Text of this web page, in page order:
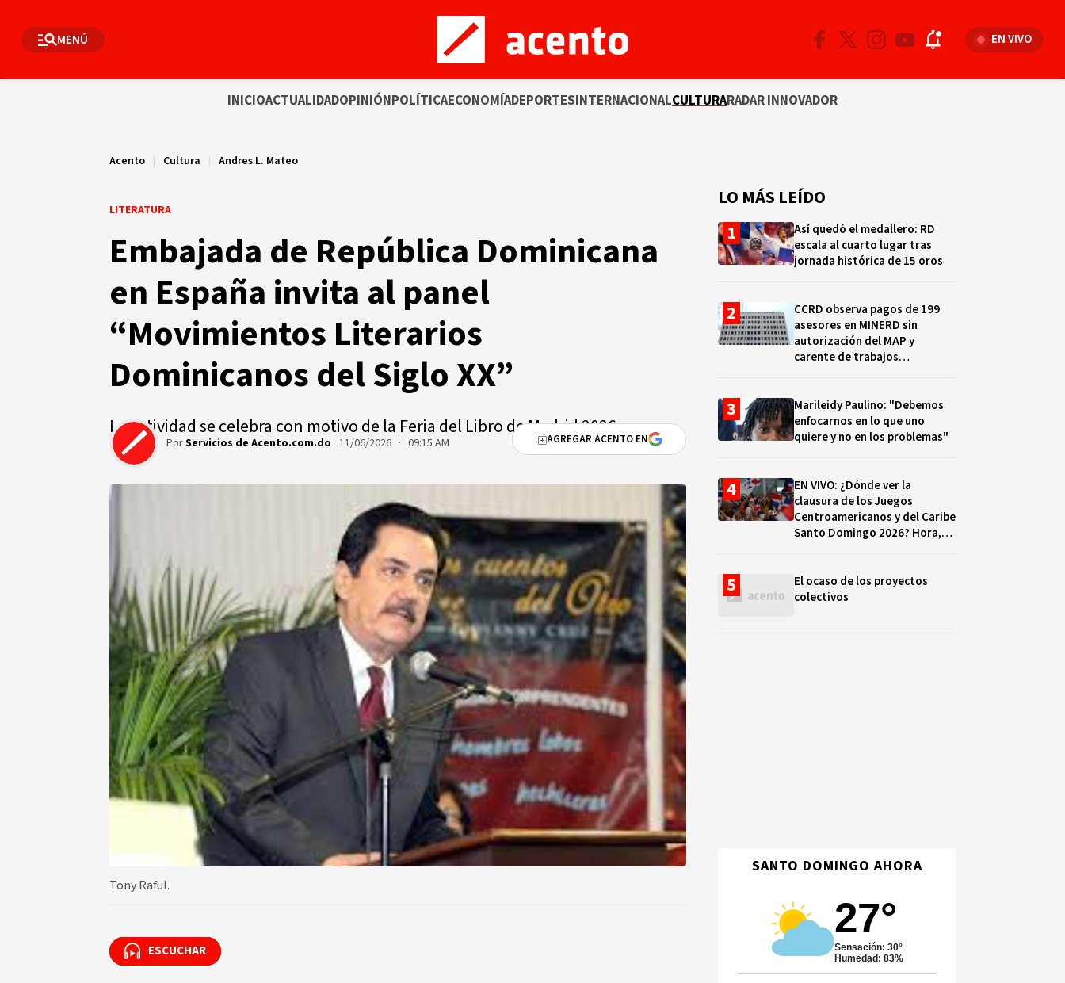
MENÚ EN VIVO
INICIOACTUALIDADOPINIÓNPOLÍTICAECONOMÍADEPORTESINTERNACIONALCULTURARADAR INNOVADOR
Acento | Cultura | Andres L. Mateo
LITERATURA
Embajada de República Dominicana
en España invita al panel
“Movimientos Literarios
Dominicanos del Siglo XX”
La actividad se celebra con motivo de la Feria del Libro de Madrid 2026.
PorServicios de Acento.com.do 11/06/2026 · 09:15 AM AGREGAR ACENTO EN
Tony Raful.
ESCUCHAR
ESCUCHAR
LO MÁS LEÍDO
Así quedó el medallero: RD
escala al cuarto lugar tras
jornada histórica de 15 oros
CCRD observa pagos de 199
asesores en MINERD sin
autorización del MAP y
carente de trabajos
Marileidy Paulino: "Debemos
enfocarnos en lo que uno
quiere y no en los problemas"
EN VIVO: ¿Dónde ver la
clausura de los Juegos
Centroamericanos y del Caribe
Santo Domingo 2026? Hora,
El ocaso de los proyectos
colectivos
SANTO DOMINGO AHORA
27°
Sensación: 30°
Humedad: 83%